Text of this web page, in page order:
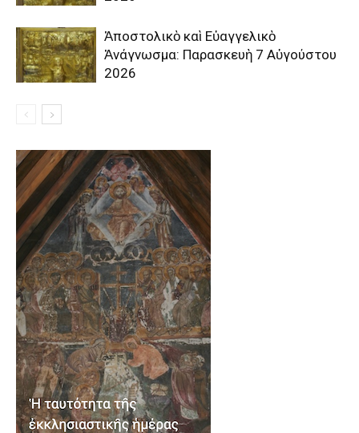
Ἀποστολικὸ καὶ Εὐαγγελικὸ
Ἀνάγνωσμα: Παρασκευὴ 7 Αὐγούστου
2026